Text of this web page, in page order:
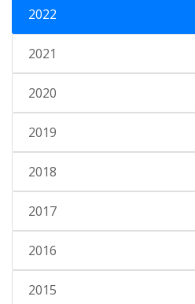
2022
2021
2020
2019
2018
2017
2016
2015